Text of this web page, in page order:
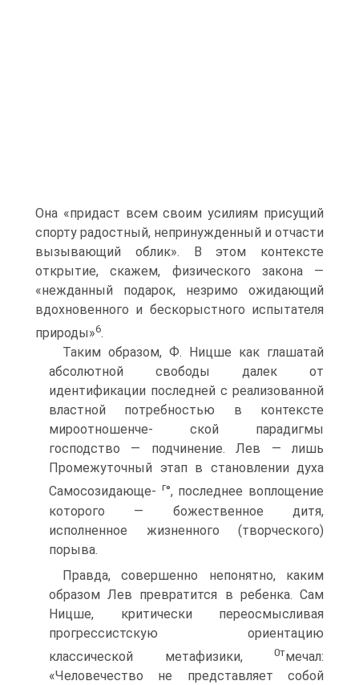
Она «придаст всем своим усилиям присущий
спорту радостный, непринужденный и отчасти
вызывающий облик». В этом контексте
открытие, скажем, физического закона —
«нежданный подарок, незримо ожидающий
вдохновенного и бескорыстного испытателя
природы»6.
Таким образом, Ф. Ницше как глашатай
абсолютной свободы далек от
идентификации последней с реализованной
властной потребностью в контексте
мироотношенче- ской парадигмы
господство — подчинение. Лев — лишь
Промежуточный этап в становлении духа
Самосозидающе- г°, последнее воплощение
которого — божественное дитя,
исполненное жизненного (творческого)
порыва.
Правда, совершенно непонятно, каким
образом Лев превратится в ребенка. Сам
Ницше, критически переосмысливая
прогрессистскую ориентацию
классической метафизики,
0тмечал:
«Человечество не представляет собой